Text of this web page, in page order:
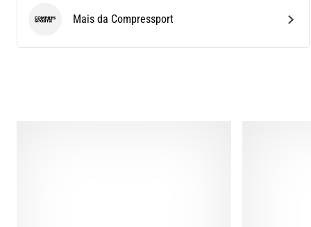
CompressportMais da Compressport